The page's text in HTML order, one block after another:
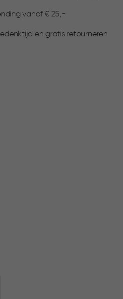
vanaf € 25,-
en gratis retourneren